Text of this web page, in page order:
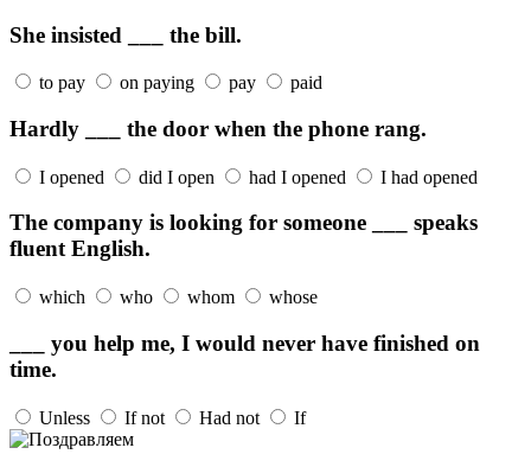
She insisted ___ the bill.
to pay on paying pay paid
Hardly ___ the door when the phone rang.
I opened did I open had I opened I had opened
The company is looking for someone ___ speaks
fluent English.
which who whom whose
___ you help me, I would never have finished on
time.
Unless If not Had not If